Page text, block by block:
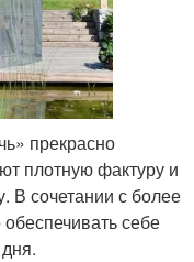
прекрасно
плотную фактуру и
В сочетании с более
себе